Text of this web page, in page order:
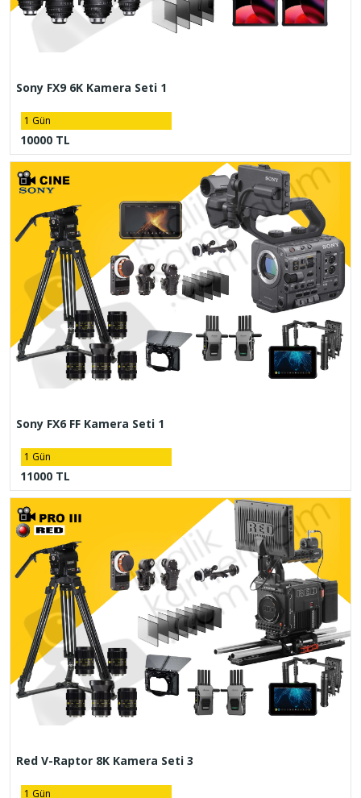
Sony FX9 6K Kamera Seti 1
1 Gün
10000 TL
Sony FX6 FF Kamera Seti 1
1 Gün
11000 TL
Red V-Raptor 8K Kamera Seti 3
1 Gün